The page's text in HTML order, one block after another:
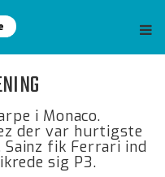
i Monaco.
der var hurtigste
fik Ferrari ind
sig P3.